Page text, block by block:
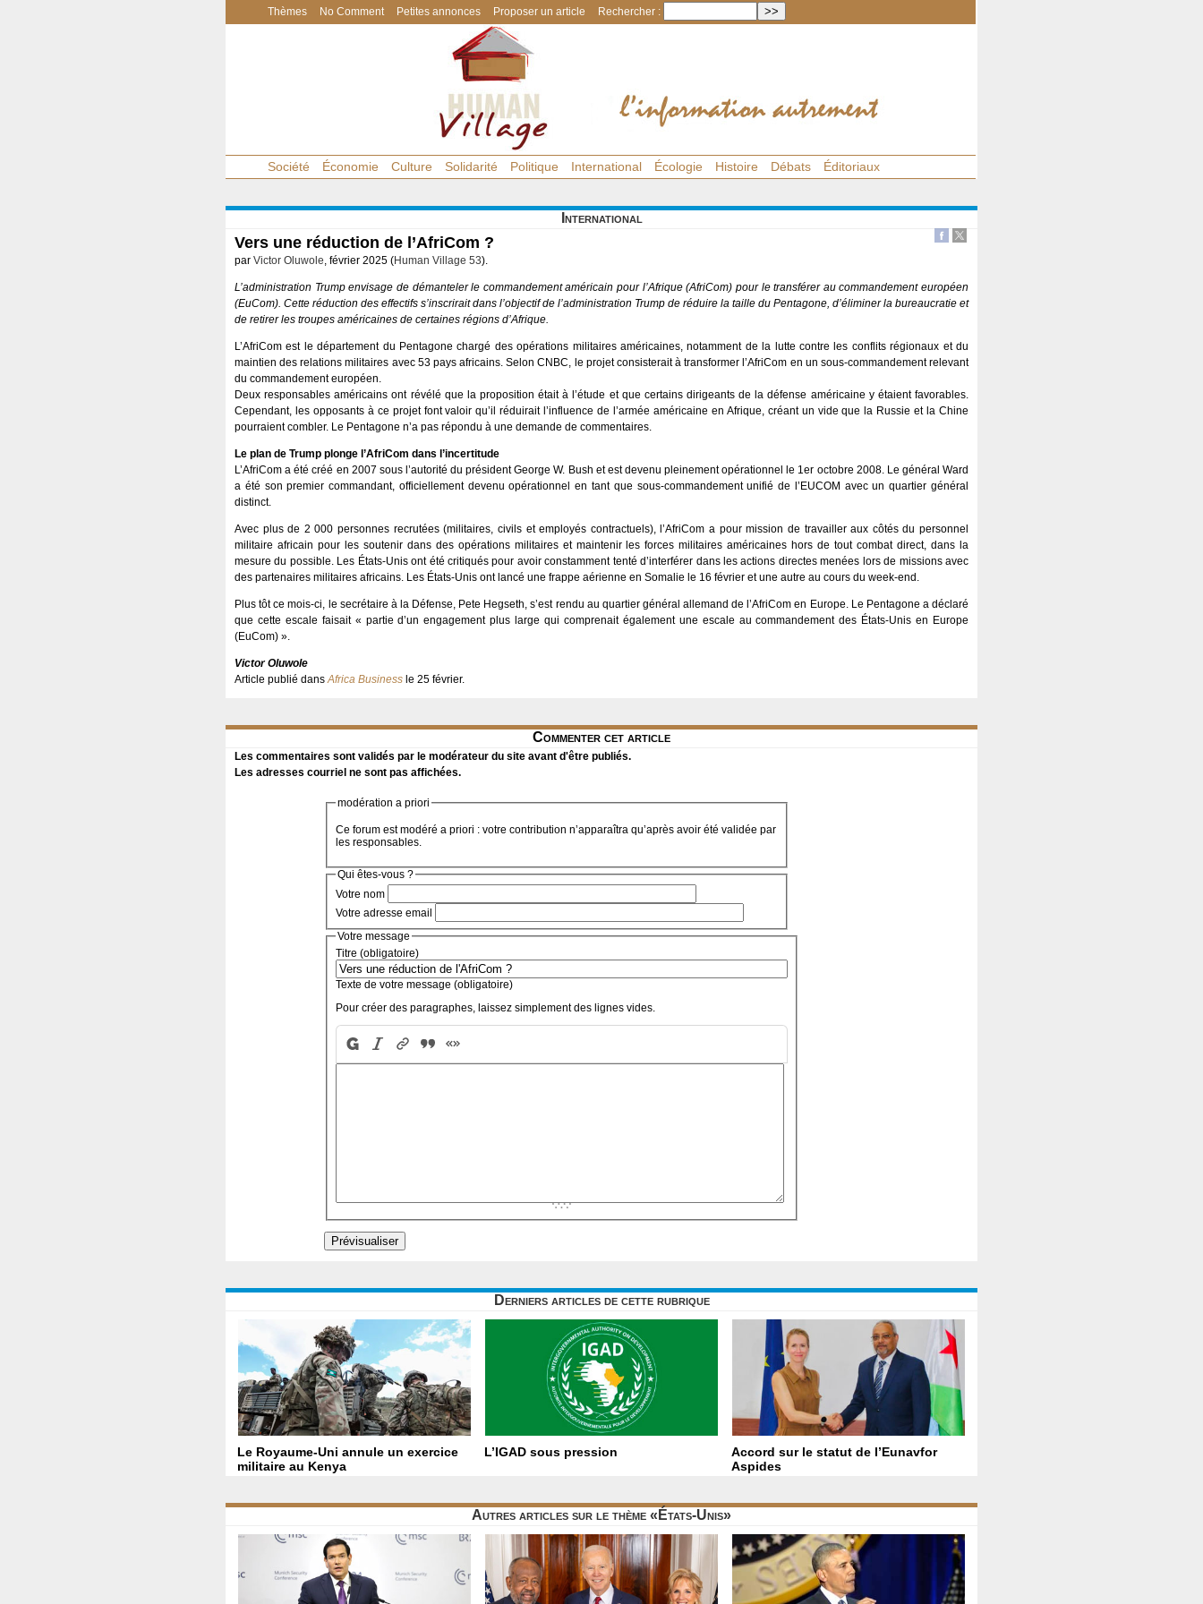
Thèmes No Comment Petites annonces Proposer un article Rechercher :
Société Économie Culture Solidarité Politique International Écologie Histoire Débats Éditoriaux
International
Vers une réduction de l’AfriCom ?
par Victor Oluwole, février 2025 (Human Village 53).
L’administration Trump envisage de démanteler le commandement américain pour l’Afrique (AfriCom) pour le transférer au commandement européen
(EuCom). Cette réduction des effectifs s’inscrirait dans l’objectif de l’administration Trump de réduire la taille du Pentagone, d’éliminer la bureaucratie et
de retirer les troupes américaines de certaines régions d’Afrique.
L’AfriCom est le département du Pentagone chargé des opérations militaires américaines, notamment de la lutte contre les conflits régionaux et du
maintien des relations militaires avec 53 pays africains. Selon CNBC, le projet consisterait à transformer l’AfriCom en un sous-commandement relevant
du commandement européen.
Deux responsables américains ont révélé que la proposition était à l’étude et que certains dirigeants de la défense américaine y étaient favorables.
Cependant, les opposants à ce projet font valoir qu’il réduirait l’influence de l’armée américaine en Afrique, créant un vide que la Russie et la Chine
pourraient combler. Le Pentagone n’a pas répondu à une demande de commentaires.
Le plan de Trump plonge l’AfriCom dans l’incertitude
L’AfriCom a été créé en 2007 sous l’autorité du président George W. Bush et est devenu pleinement opérationnel le 1er octobre 2008. Le général Ward
a été son premier commandant, officiellement devenu opérationnel en tant que sous-commandement unifié de l’EUCOM avec un quartier général
distinct.
Avec plus de 2 000 personnes recrutées (militaires, civils et employés contractuels), l’AfriCom a pour mission de travailler aux côtés du personnel
militaire africain pour les soutenir dans des opérations militaires et maintenir les forces militaires américaines hors de tout combat direct, dans la
mesure du possible. Les États-Unis ont été critiqués pour avoir constamment tenté d’interférer dans les actions directes menées lors de missions avec
des partenaires militaires africains. Les États-Unis ont lancé une frappe aérienne en Somalie le 16 février et une autre au cours du week-end.
Plus tôt ce mois-ci, le secrétaire à la Défense, Pete Hegseth, s’est rendu au quartier général allemand de l’AfriCom en Europe. Le Pentagone a déclaré
que cette escale faisait « partie d’un engagement plus large qui comprenait également une escale au commandement des États-Unis en Europe
(EuCom) ».
Victor Oluwole
Article publié dansAfrica Business le 25 février.
Commenter cet article
Les commentaires sont validés par le modérateur du site avant d'être publiés.
Les adresses courriel ne sont pas affichées.
modération a priori
Ce forum est modéré a priori : votre contribution n’apparaîtra qu’après avoir été validée par
les responsables.
Qui êtes-vous ?
Votre nom
Votre adresse email
Votre message
Titre (obligatoire)
Texte de votre message (obligatoire)
Pour créer des paragraphes, laissez simplement des lignes vides.
Derniers articles de cette rubrique
Le Royaume-Uni annule un exercice
militaire au Kenya
L’IGAD sous pression
Accord sur le statut de l’Eunavfor
Aspides
Autres articles sur le thème «États-Unis»